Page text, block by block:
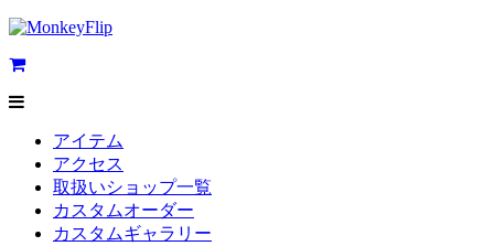
アイテム
アクセス
取扱いショップ一覧
カスタムオーダー
カスタムギャラリー